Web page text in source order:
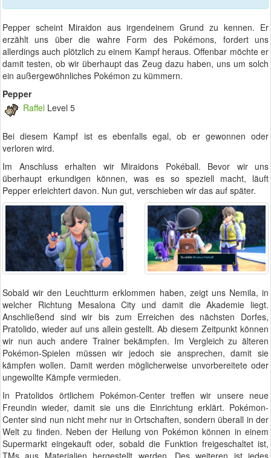
Pepper scheint Miraidon aus irgendeinem Grund zu kennen. Er
erzählt uns über die wahre Form des Pokémons, fordert uns
allerdings auch plötzlich zu einem Kampf heraus. Offenbar möchte er
damit testen, ob wir überhaupt das Zeug dazu haben, uns um solch
ein außergewöhnliches Pokémon zu kümmern.
Pepper
Raffel Level 5
Bei diesem Kampf ist es ebenfalls egal, ob er gewonnen oder
verloren wird.
Im Anschluss erhalten wir Miraidons Pokéball. Bevor wir uns
überhaupt erkundigen können, was es so speziell macht, läuft
Pepper erleichtert davon. Nun gut, verschieben wir das auf später.
Sobald wir den Leuchtturm erklommen haben, zeigt uns Nemila, in
welcher Richtung Mesalona City und damit die Akademie liegt.
Anschließend sind wir bis zum Erreichen des nächsten Dorfes,
Pratolido, wieder auf uns allein gestellt. Ab diesem Zeitpunkt können
wir nun auch andere Trainer bekämpfen. Im Vergleich zu älteren
Pokémon-Spielen müssen wir jedoch sie ansprechen, damit sie
kämpfen wollen. Damit werden möglicherweise unvorbereitete oder
ungewollte Kämpfe vermieden.
In Pratolidos örtlichem Pokémon-Center treffen wir unsere neue
Freundin wieder, damit sie uns die Einrichtung erklärt. Pokémon-
Center sind nun nicht mehr nur in Ortschaften, sondern überall in der
Welt zu finden. Neben der Heilung von Pokémon können in einem
Supermarkt eingekauft oder, sobald die Funktion freigeschaltet ist,